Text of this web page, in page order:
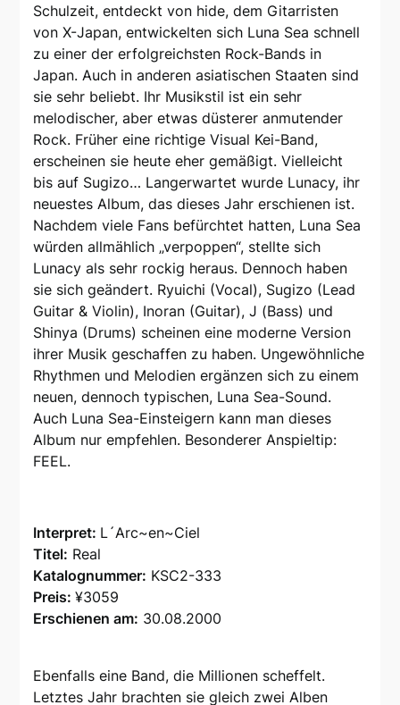
Schulzeit, entdeckt von hide, dem Gitarristen
von X-Japan, entwickelten sich Luna Sea schnell
zu einer der erfolgreichsten Rock-Bands in
Japan. Auch in anderen asiatischen Staaten sind
sie sehr beliebt. Ihr Musikstil ist ein sehr
melodischer, aber etwas düsterer anmutender
Rock. Früher eine richtige Visual Kei-Band,
erscheinen sie heute eher gemäßigt. Vielleicht
bis auf Sugizo… Langerwartet wurde Lunacy, ihr
neuestes Album, das dieses Jahr erschienen ist.
Nachdem viele Fans befürchtet hatten, Luna Sea
würden allmählich „verpoppen“, stellte sich
Lunacy als sehr rockig heraus. Dennoch haben
sie sich geändert. Ryuichi (Vocal), Sugizo (Lead
Guitar & Violin), Inoran (Guitar), J (Bass) und
Shinya (Drums) scheinen eine moderne Version
ihrer Musik geschaffen zu haben. Ungewöhnliche
Rhythmen und Melodien ergänzen sich zu einem
neuen, dennoch typischen, Luna Sea-Sound.
Auch Luna Sea-Einsteigern kann man dieses
Album nur empfehlen. Besonderer Anspieltip:
FEEL.
Interpret: L´Arc~en~Ciel
Titel: Real
Katalognummer: KSC2-333
Preis:¥3059
Erschienen am: 30.08.2000
Ebenfalls eine Band, die Millionen scheffelt.
Letztes Jahr brachten sie gleich zwei Alben